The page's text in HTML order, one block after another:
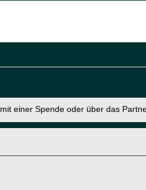
mit einer Spende oder über das